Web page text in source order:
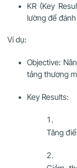
KR (Key
lường để
Ví dụ:
Objective:
tảng thương
Key Results:
Tăng